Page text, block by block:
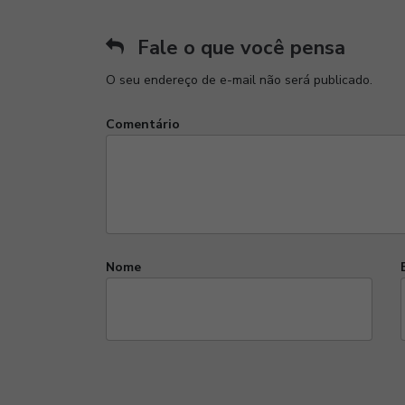
Fale o que você pensa
O seu endereço de e-mail não será publicado.
Nome
Comentário